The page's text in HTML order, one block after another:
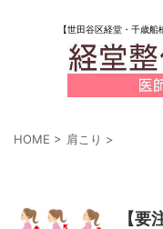
【世田谷区経堂・千歳
HOME > 肩こり >
【要